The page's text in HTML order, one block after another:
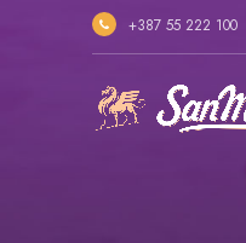
+387 55 222 100